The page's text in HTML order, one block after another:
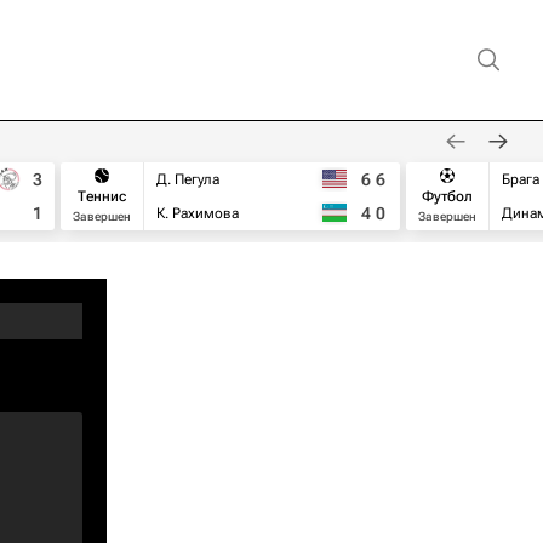
3
1
Теннис
Завершен
Д. Пегула
К. Рахимова
6 6
4 0
Футбол
Завершен
Брага